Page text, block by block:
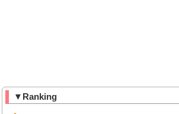
▼Ranking